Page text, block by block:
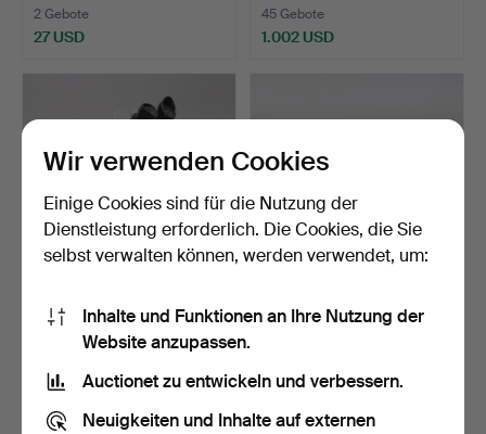
2 Gebote
27 USD
45 Gebote
1.002 USD
MIKROSKOP, Nikon, Mitte
des 20. Jahrhunder…
Beendet 22. Apr 2023
17 Gebote
STEREOSKOP mit 33
Aufnahmen, die meisten a…
11 Gebote
Wir verwenden Cookies
Einige Cookies sind für die Nutzung der
Dienstleistung erforderlich. Die Cookies, die Sie
selbst verwalten können, werden verwendet, um:
Inhalte und Funktionen an Ihre Nutzung der
Website anzupassen.
Auctionet zu entwickeln und verbessern.
Neuigkeiten und Inhalte auf externen